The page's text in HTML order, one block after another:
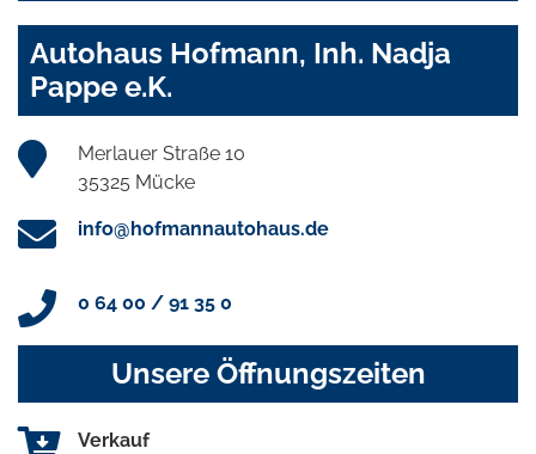
Autohaus Hofmann, Inh. Nadja
Pappe e.K.
Merlauer Straße 10
35325 Mücke
info@hofmannautohaus.de
0 64 00 / 91 35 0
Unsere Öffnungszeiten
Verkauf